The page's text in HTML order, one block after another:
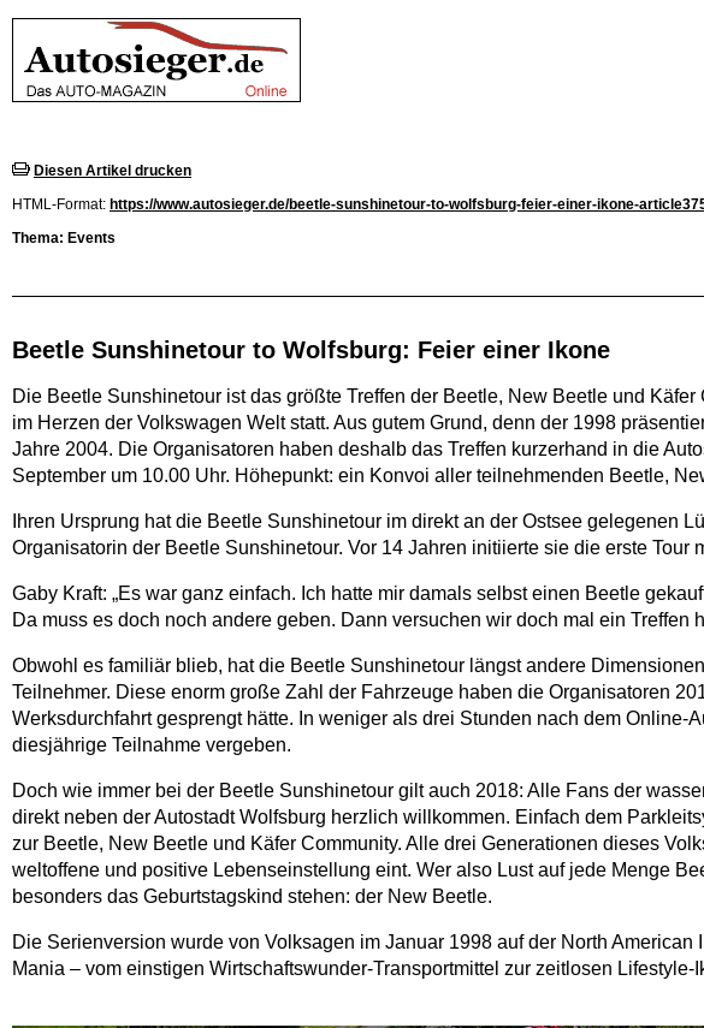
Diesen Artikel drucken
HTML-Format: https://www.autosieger.de/beetle-sunshinetour-to-wolfsburg-feier-einer-ikone-
Thema: Events
Beetle Sunshinetour to Wolfsburg: Feier einer Ikone
Die Beetle Sunshinetour ist das größte Treffen der Beetle, New Beetle und
im Herzen der Volkswagen Welt statt. Aus gutem Grund, denn der 1998
Jahre 2004. Die Organisatoren haben deshalb das Treffen kurzerhand in die
September um 10.00 Uhr. Höhepunkt: ein Konvoi aller teilnehmenden Beetle,
Ihren Ursprung hat die Beetle Sunshinetour im direkt an der Ostsee gelegenen
Organisatorin der Beetle Sunshinetour. Vor 14 Jahren initiierte sie die erste Tour
Gaby Kraft: „Es war ganz einfach. Ich hatte mir damals selbst einen Beetle
Da muss es doch noch andere geben. Dann versuchen wir doch mal ein Treffen
Obwohl es familiär blieb, hat die Beetle Sunshinetour längst andere
Teilnehmer. Diese enorm große Zahl der Fahrzeuge haben die Organisatoren
Werksdurchfahrt gesprengt hätte. In weniger als drei Stunden nach dem
diesjährige Teilnahme vergeben.
Doch wie immer bei der Beetle Sunshinetour gilt auch 2018: Alle Fans der
direkt neben der Autostadt Wolfsburg herzlich willkommen. Einfach dem
zur Beetle, New Beetle und Käfer Community. Alle drei Generationen dieses
weltoffene und positive Lebenseinstellung eint. Wer also Lust auf jede Menge
besonders das Geburtstagskind stehen: der New Beetle.
Die Serienversion wurde von Volksagen im Januar 1998 auf der North
Mania – vom einstigen Wirtschaftswunder-Transportmittel zur zeitlosen Lifestyle-